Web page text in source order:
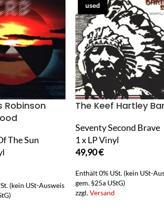
Robinson
The Sun
(kein USt-Ausweis
used
The Keef Hartley
Seventy Second Brave
1 x LP Vinyl
49,90€
Enthält 0% USt. (kein USt-
gem. §25a UStG)
zzgl.Versand